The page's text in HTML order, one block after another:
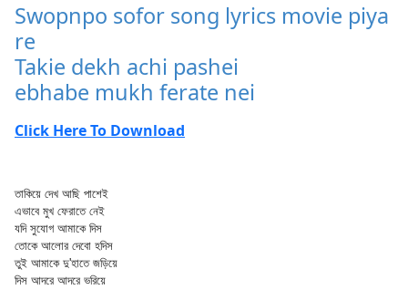
Swopnpo sofor song lyrics movie piya
re
Takie dekh achi pashei
ebhabe mukh ferate nei
Click Here To Download
তাকিয়ে দেখ আছি পাশেই
এভাবে মুখ ফেরাতে নেই
যদি সুযোগ আমাকে দিস
তোকে আলোর দেবো হদিস
তুই আমাকে দু'হাতে জড়িয়ে
দিস আদরে আদরে ভরিয়ে